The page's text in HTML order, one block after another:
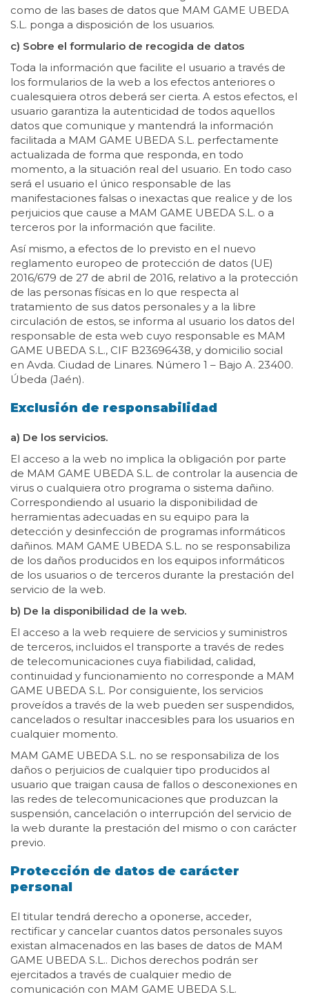
como de las bases de datos que MAM GAME UBEDA
S.L. ponga a disposición de los usuarios.
c) Sobre el formulario de recogida de datos
Toda la información que facilite el usuario a través de
los formularios de la web a los efectos anteriores o
cualesquiera otros deberá ser cierta. A estos efectos, el
usuario garantiza la autenticidad de todos aquellos
datos que comunique y mantendrá la información
facilitada a MAM GAME UBEDA S.L. perfectamente
actualizada de forma que responda, en todo
momento, a la situación real del usuario. En todo caso
será el usuario el único responsable de las
manifestaciones falsas o inexactas que realice y de los
perjuicios que cause a MAM GAME UBEDA S.L. o a
terceros por la información que facilite.
Así mismo, a efectos de lo previsto en el nuevo
reglamento europeo de protección de datos (UE)
2016/679 de 27 de abril de 2016, relativo a la protección
de las personas físicas en lo que respecta al
tratamiento de sus datos personales y a la libre
circulación de estos, se informa al usuario los datos del
responsable de esta web cuyo responsable es MAM
GAME UBEDA S.L., CIF B23696438, y domicilio social
en Avda. Ciudad de Linares. Número 1 – Bajo A. 23400.
Úbeda (Jaén).
Exclusión de responsabilidad
a) De los servicios.
El acceso a la web no implica la obligación por parte
de MAM GAME UBEDA S.L. de controlar la ausencia de
virus o cualquiera otro programa o sistema dañino.
Correspondiendo al usuario la disponibilidad de
herramientas adecuadas en su equipo para la
detección y desinfección de programas informáticos
dañinos. MAM GAME UBEDA S.L. no se responsabiliza
de los daños producidos en los equipos informáticos
de los usuarios o de terceros durante la prestación del
servicio de la web.
b) De la disponibilidad de la web.
El acceso a la web requiere de servicios y suministros
de terceros, incluidos el transporte a través de redes
de telecomunicaciones cuya fiabilidad, calidad,
continuidad y funcionamiento no corresponde a MAM
GAME UBEDA S.L. Por consiguiente, los servicios
proveídos a través de la web pueden ser suspendidos,
cancelados o resultar inaccesibles para los usuarios en
cualquier momento.
MAM GAME UBEDA S.L. no se responsabiliza de los
daños o perjuicios de cualquier tipo producidos al
usuario que traigan causa de fallos o desconexiones en
las redes de telecomunicaciones que produzcan la
suspensión, cancelación o interrupción del servicio de
la web durante la prestación del mismo o con carácter
previo.
Protección de datos de carácter
personal
El titular tendrá derecho a oponerse, acceder,
rectificar y cancelar cuantos datos personales suyos
existan almacenados en las bases de datos de MAM
GAME UBEDA S.L.. Dichos derechos podrán ser
ejercitados a través de cualquier medio de
comunicación con MAM GAME UBEDA S.L.